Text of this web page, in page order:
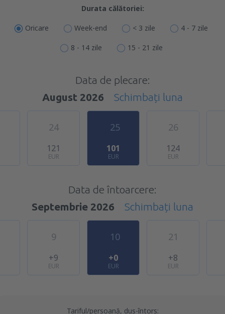
Durata călătoriei:
Oricare Week-end < 3 zile 4 - 7 zile
8 - 14 zile 15 - 21 zile
Data de plecare:
August 2026
Schimbați luna
24
121
EUR
25
101
EUR
26
124
EUR
Data de întoarcere:
Septembrie 2026
Schimbați luna
9
+9
EUR
10
+0
EUR
21
+8
EUR
Tariful/persoană, dus-întors: